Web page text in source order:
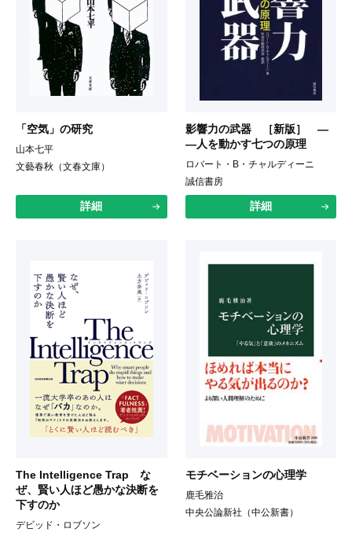
「空気」の研究
山本七平
文藝春秋（文春文庫）
詳細
影響力の武器 ［新版］ ―
―人を動かす七つの原理
ロバート・B・チャルディーニ
誠信書房
詳細
The Intelligence Trap な
ぜ、賢い人ほど愚かな決断を
下すのか
デビッド・ロブソン
モチベーションの心理学
鹿毛雅治
中央公論新社（中公新書）